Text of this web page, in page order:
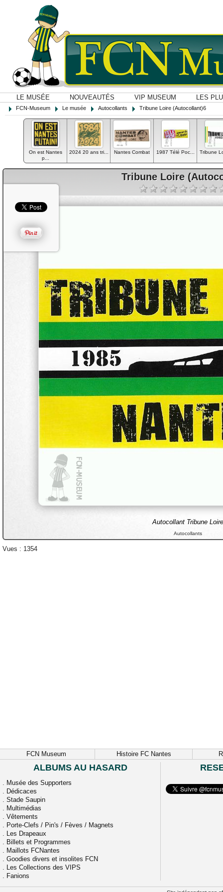
LE MUSÉE NOUVEAUTÉS VIP MUSEUM LES
FCN-Museum Le musée Autocollants Tribune Loire (Autocollant)6
On est Nantes
p...
2024 20 ans tri... Nantes Combat 1987 Télé Poc... Tribune
Tribune Loire
Autocollant Tribune Loire
Autocollants
Vues : 1354
FCN Museum Histoire FC Nantes
ALBUMS AU HASARD
. Musée des Supporters
. Dédicaces
. Stade Saupin
. Multimédias
. Vêtements
. Porte-Clefs / Pin's / Fèves / Magnets
. Les Drapeaux
. Billets et Programmes
. Maillots FCNantes
. Goodies divers et insolites FCN
. Les Collections des VIPS
. Fanions